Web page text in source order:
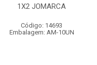
1X2 JOMARCA
Código: 14693
Embalagem: AM-10UN